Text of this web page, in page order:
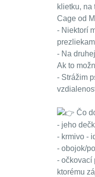
klietku, na
Cage od
- Niektorí
- Na
Ak to
- Strážim
Čo
- jeho
- krmivo -
- obojok/
- očkovací
ktorému